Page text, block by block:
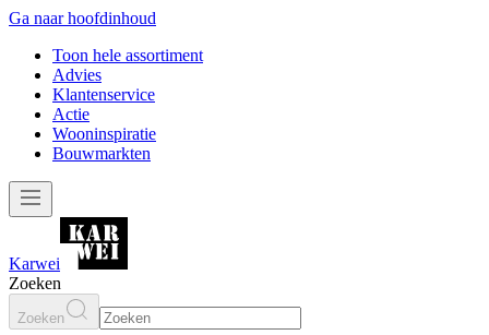
Ga naar hoofdinhoud
Toon hele assortiment
Advies
Klantenservice
Actie
Wooninspiratie
Bouwmarkten
Karwei
Zoeken
Zoeken